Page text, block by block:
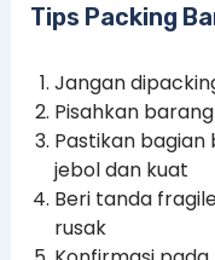
Tips Packing
Jangan
Pisahkan
Pastikan
jebol dan kuat
Beri tanda
rusak